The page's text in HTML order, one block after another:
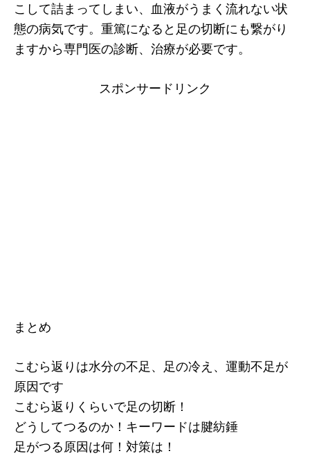
こして詰まってしまい、血液がうまく流れない状
態の病気です。重篤になると足の切断にも繋がり
ますから専門医の診断、治療が必要です。
スポンサードリンク
まとめ
こむら返りは水分の不足、足の冷え、運動不足が
原因です
こむら返りくらいで足の切断！
どうしてつるのか！キーワードは腱紡錘
足がつる原因は何！対策は！